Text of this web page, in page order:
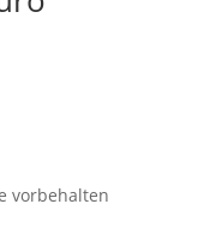
vorbehalten